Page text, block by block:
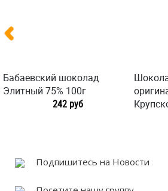
Бабаевский шоколад
Элитный 75% 100г
242 руб
Подпишитесь на Новости